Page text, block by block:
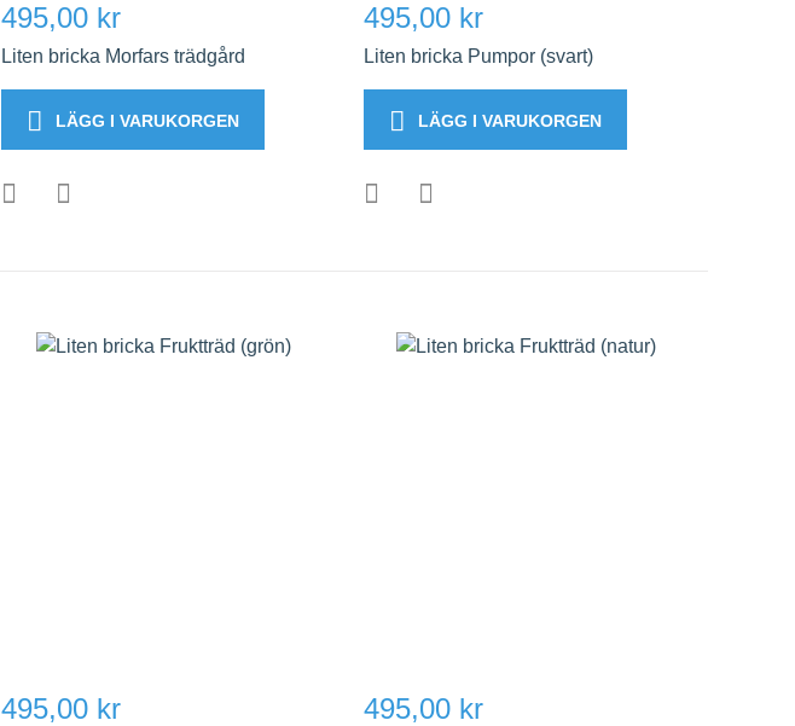
495,00 kr
Liten bricka Morfars trädgård
LÄGG I VARUKORGEN
495,00 kr
Liten bricka Pumpor (svart)
LÄGG I VARUKORGEN
495,00 kr 495,00 kr